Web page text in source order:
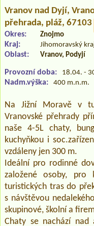
Vranov nad Dyjí,
přehrada, pláž, 67103
Okres: Znojmo
Kraj: Jihomoravský
Oblast: Vranov, Podyjí
Provozní doba: 18.04. -
Nadm.výška: 400 m.n.m.
Na Jižní Moravě v
Vranovské přehrady
naše 4-5L chaty,
kuchyňkou i
vzdáleny jen 300 m.
Ideální pro rodinné
založené osoby, pro
turistických tras do
s návštěvou
skupinové, školní a
Chaty se nachází nad